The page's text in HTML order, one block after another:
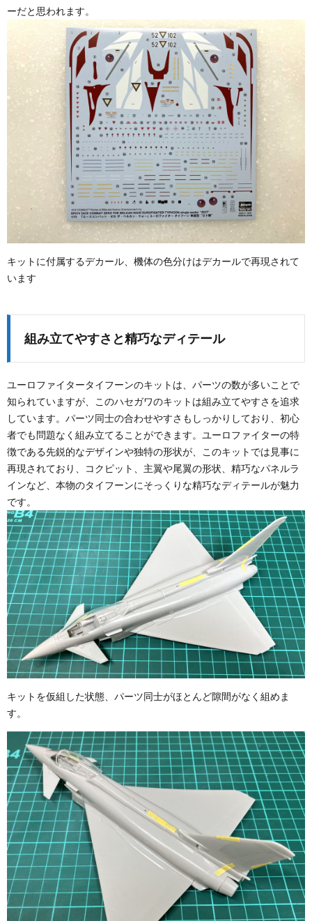
ーだと思われます。
キットに付属するデカール、機体の色分けはデカールで再現されて
います
組み立てやすさと精巧なディテール
ユーロファイタータイフーンのキットは、パーツの数が多いことで
知られていますが、このハセガワのキットは組み立てやすさを追求
しています。パーツ同士の合わせやすさもしっかりしており、初心
者でも問題なく組み立てることができます。ユーロファイターの特
徴である先鋭的なデザインや独特の形状が、このキットでは見事に
再現されており、コクピット、主翼や尾翼の形状、精巧なパネルラ
インなど、本物のタイフーンにそっくりな精巧なディテールが魅力
です。
キットを仮組した状態、パーツ同士がほとんど隙間がなく組めま
す。